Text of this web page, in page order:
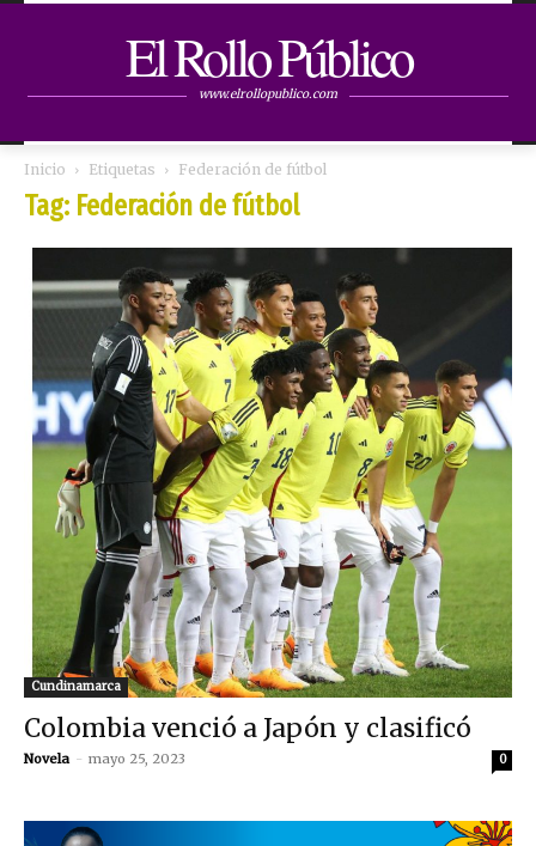
El Rollo Público
www.elrollopublico.com
Inicio Etiquetas Federación de fútbol
Tag: Federación de fútbol
Cundinamarca
Colombia venció a Japón y clasificó
Novela - mayo 25, 2023 0